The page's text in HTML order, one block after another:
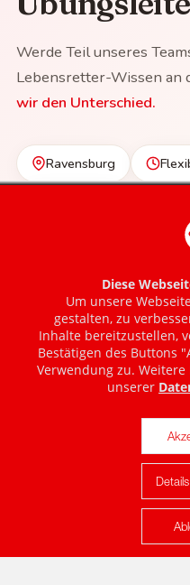
Diese
Um unsere
gestalten, zu
Inhalte bereitzustellen,
Bestätigen des Buttons
Verwendung zu.
unserer